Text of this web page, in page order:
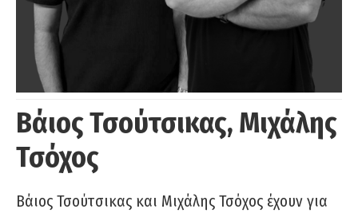
Βάιος Τσούτσικας, Μιχάλης
Τσόχος
Βάιος Τσούτσικας και Μιχάλης Τσόχος έχουν για